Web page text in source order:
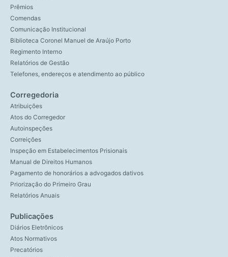
Prêmios
Comendas
Comunicação Institucional
Biblioteca Coronel Manuel de Araújo Porto
Regimento Interno
Relatórios de Gestão
Telefones, endereços e atendimento ao público
Corregedoria
Atribuições
Atos do Corregedor
Autoinspeções
Correições
Inspeção em Estabelecimentos Prisionais
Manual de Direitos Humanos
Pagamento de honorários a advogados dativos
Priorização do Primeiro Grau
Relatórios Anuais
Publicações
Diários Eletrônicos
Atos Normativos
Precatórios